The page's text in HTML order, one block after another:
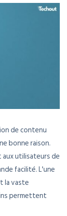
de contenu
bonne raison.
aux utilisateurs de
facilité. L'une
la vaste
permettent